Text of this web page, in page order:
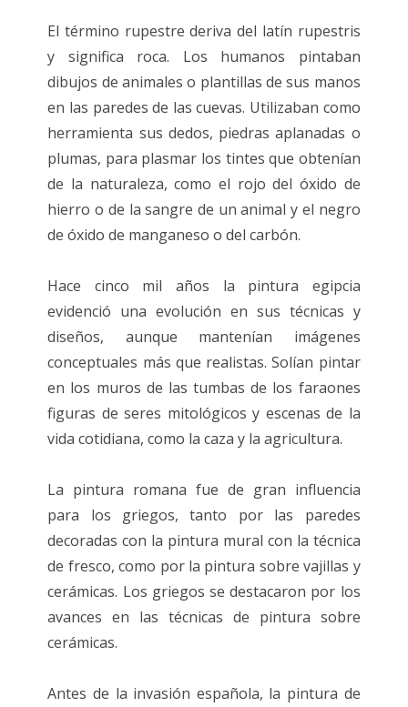
El término rupestre deriva del latín rupestris
y significa roca. Los humanos pintaban
dibujos de animales o plantillas de sus manos
en las paredes de las cuevas. Utilizaban como
herramienta sus dedos, piedras aplanadas o
plumas, para plasmar los tintes que obtenían
de la naturaleza, como el rojo del óxido de
hierro o de la sangre de un animal y el negro
de óxido de manganeso o del carbón.
Hace cinco mil años la pintura egipcia
evidenció una evolución en sus técnicas y
diseños, aunque mantenían imágenes
conceptuales más que realistas. Solían pintar
en los muros de las tumbas de los faraones
figuras de seres mitológicos y escenas de la
vida cotidiana, como la caza y la agricultura.
La pintura romana fue de gran influencia
para los griegos, tanto por las paredes
decoradas con la pintura mural con la técnica
de fresco, como por la pintura sobre vajillas y
cerámicas. Los griegos se destacaron por los
avances en las técnicas de pintura sobre
cerámicas.
Antes de la invasión española, la pintura de